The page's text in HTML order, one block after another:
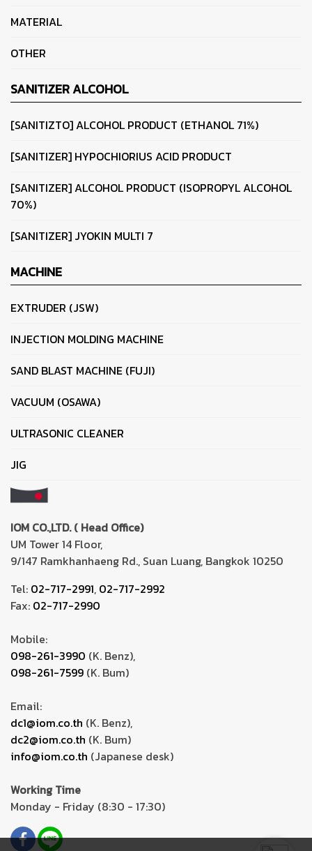
MATERIAL
OTHER
SANITIZER ALCOHOL
[SANITIZTO] ALCOHOL PRODUCT (ETHANOL 71%)
[SANITIZER] HYPOCHIORIUS ACID PRODUCT
[SANITIZER] ALCOHOL PRODUCT (ISOPROPYL ALCOHOL
70%)
[SANITIZER] JYOKIN MULTI 7
MACHINE
EXTRUDER (JSW)
INJECTION MOLDING MACHINE
SAND BLAST MACHINE (FUJI)
VACUUM (OSAWA)
ULTRASONIC CLEANER
JIG
IOM CO.,LTD. ( Head Office)
UM Tower 14 Floor,
9/147 Ramkhanhaeng Rd., Suan Luang, Bangkok 10250
Tel: 02-717-2991, 02-717-2992
Fax: 02-717-2990
Mobile:
098-261-3990 (K. Benz),
098-261-7599 (K. Bum)
Email:
dc1@iom.co.th (K. Benz),
dc2@iom.co.th (K. Bum)
info@iom.co.th (Japanese desk)
Working Time
Monday - Friday (8:30 - 17:30)